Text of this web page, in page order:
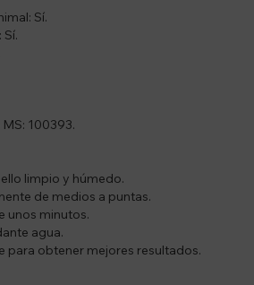
Sí.
100393.
limpio y húmedo.
de medios a puntas.
unos minutos.
agua.
para obtener mejores resultados.